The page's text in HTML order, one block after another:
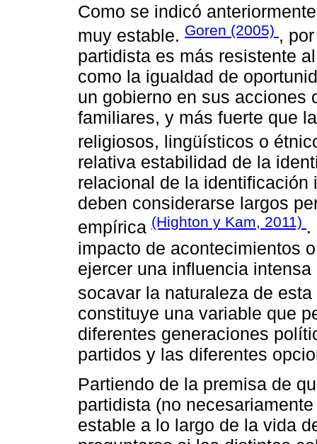
Como se indicó
muy estable. Goren (2005) ,
partidista es más resistente
como la igualdad de
un gobierno en sus acciones
familiares, y más fuerte que
religiosos, lingüísticos o
relativa estabilidad de la
relacional de la
deben considerarse largos
empírica (Highton y Kam, 2011) .
impacto de acontecimientos
ejercer una influencia
socavar la naturaleza de
constituye una variable que
diferentes generaciones
partidos y las diferentes
Partiendo de la premisa de
partidista (no
estable a lo largo de la vida